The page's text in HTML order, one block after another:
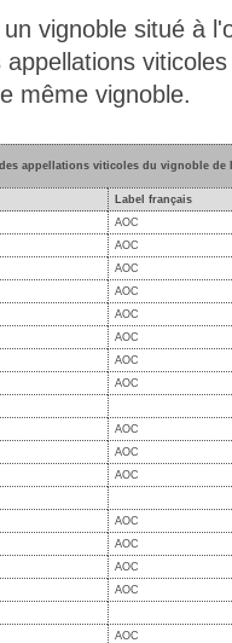
vignoble situé à
même vignoble.
appellations viticoles du vignoble de
Label français
AOC
AOC
AOC
AOC
AOC
AOC
AOC
AOC
AOC
AOC
AOC
AOC
AOC
AOC
AOC
AOC